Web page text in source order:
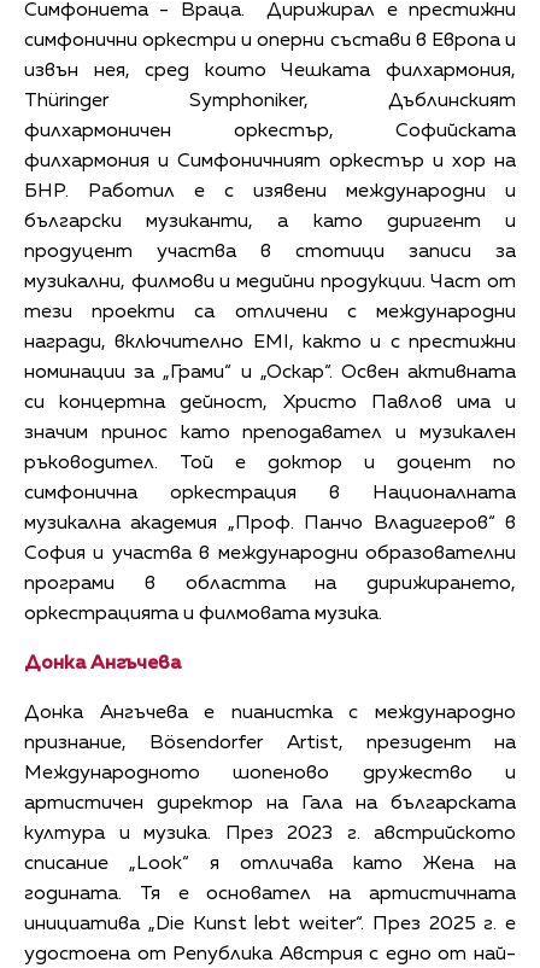
Симфониета - Враца. Дирижирал е престижни
симфонични оркестри и оперни състави в Европа и
извън нея, сред които Чешката филхармония,
Thüringer Symphoniker, Дъблинският
филхармоничен оркестър, Софийската
филхармония и Симфоничният оркестър и хор на
БНР. Работил е с изявени международни и
български музиканти, а като диригент и
продуцент участва в стотици записи за
музикални, филмови и медийни продукции. Част от
тези проекти са отличени с международни
награди, включително EMI, както и с престижни
номинации за „Грами“ и „Оскар“. Освен активната
си концертна дейност, Христо Павлов има и
значим принос като преподавател и музикален
ръководител. Той е доктор и доцент по
симфонична оркестрация в Националната
музикална академия „Проф. Панчо Владигеров“ в
София и участва в международни образователни
програми в областта на дирижирането,
оркестрацията и филмовата музика.
Донка Ангъчева
Донка Ангъчева е пианистка с международно
признание, Bösendorfer Artist, президент на
Международното шопеново дружество и
артистичен директор на Гала на българската
култура и музика. През 2023 г. австрийското
списание „Look“ я отличава като Жена на
годината. Тя е основател на артистичната
инициатива „Die Kunst lebt weiter“. През 2025 г. е
удостоена от Република Австрия с едно от най-